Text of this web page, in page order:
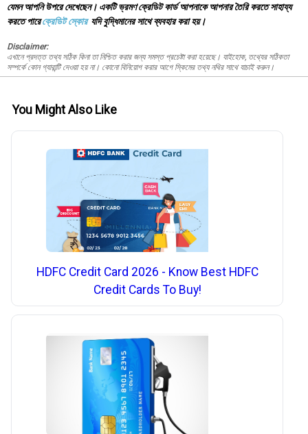
যেমন আপনি উপরে দেখেছেন। একটি ভ্রমণ ক্রেডিট কার্ড আপনাকে আপনার তৈরি করতে সাহায্য
করতে পারেক্রেডিট স্কোর যদি বুদ্ধিমানের সাথে ব্যবহার করা হয়।
Disclaimer:
এখানে প্রদত্ত তথ্য সঠিক কিনা তা নিশ্চিত করার জন্য সমস্ত প্রচেষ্টা করা হয়েছে। যাইহোক, তথ্যের সঠিকতা
সম্পর্কে কোন গ্যারান্টি দেওয়া হয় না। কোনো বিনিয়োগ করার আগে স্কিমের তথ্য নথির সাথে যাচাই করুন।
You Might Also Like
HDFC Credit Card 2026 - Know Best HDFC
Credit Cards To Buy!